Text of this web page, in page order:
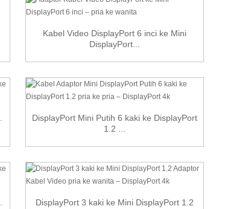
Kabel Video DisplayPort 6 inci ke Mini
DisplayPort...
DisplayPort Mini Putih 6 kaki ke DisplayPort
1.2 ...
DisplayPort 3 kaki ke Mini DisplayPort 1.2